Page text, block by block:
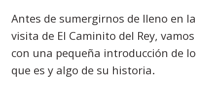
Antes de sumergirnos de lleno en la
visita de El Caminito del Rey, vamos
con una pequeña introducción de lo
que es y algo de su historia.